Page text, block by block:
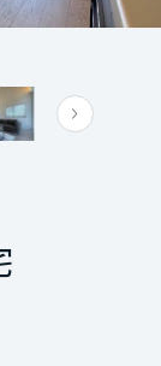
」
します！
して、
」をご
システム
開放的
た住まい
ｍ」の
ルチコ